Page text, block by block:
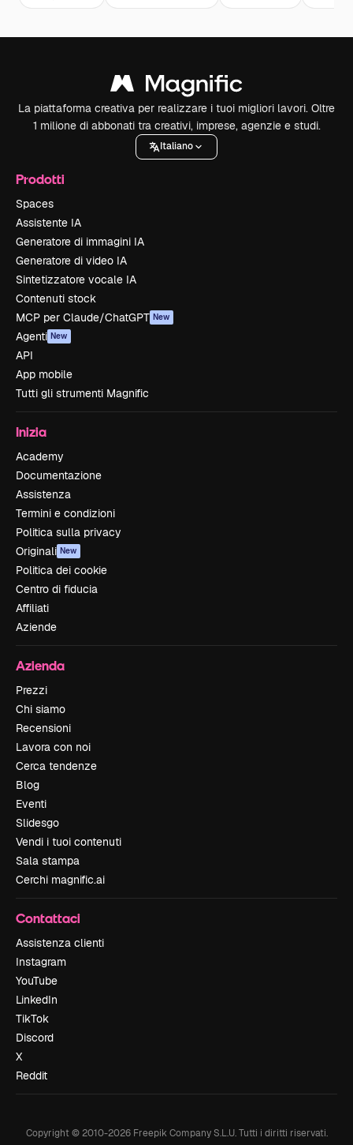
La piattaforma creativa per realizzare i tuoi migliori lavori. Oltre
1 milione di abbonati tra creativi, imprese, agenzie e studi.
Italiano
Prodotti
Spaces
Assistente IA
Generatore di immagini IA
Generatore di video IA
Sintetizzatore vocale IA
Contenuti stock
MCP per Claude/ChatGPT New
Agenti New
API
App mobile
Tutti gli strumenti Magnific
Inizia
Academy
Documentazione
Assistenza
Termini e condizioni
Politica sulla privacy
Originali New
Politica dei cookie
Centro di fiducia
Affiliati
Aziende
Azienda
Prezzi
Chi siamo
Recensioni
Lavora con noi
Cerca tendenze
Blog
Eventi
Slidesgo
Vendi i tuoi contenuti
Sala stampa
Cerchi magnific.ai
Contattaci
Assistenza clienti
Instagram
YouTube
LinkedIn
TikTok
Discord
X
Reddit
Copyright © 2010-2026Freepik Company S.L.U. Tutti i diritti riservati.